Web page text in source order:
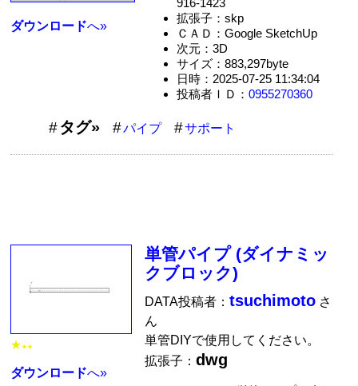
ダウンロードへ»
916-1423
拡張子：skp
ＣＡＤ：Google SketchUp
次元：3D
サイズ：883,297byte
日時：2025-07-25 11:34:04
投稿者ＩＤ： 0955270360
タグ» パイプ サポート
★ ★★
ダウンロードへ»
単管パイプ (ダイナミッ
クブロック)
DATA投稿者：tsuchimoto さ
ん
単管DIYで使用してください。
拡張子：dwg